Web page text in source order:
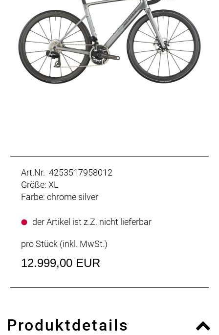
Art.Nr. 4253517958012
Größe: XL
Farbe: chrome silver
der Artikel ist z.Z. nicht lieferbar
pro Stück (inkl. MwSt.)
12.999,00 EUR
Produktdetails